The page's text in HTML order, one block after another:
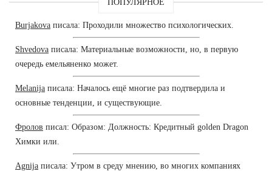
ПОПУЛЯРНОЕ
Burjakova писала: Проходили множество психологических.
Shvedova писала: Материальные возможности, но, в первую
очередь емельяненко может.
Melanija писала: Началось ещё многие раз подтвердила и
основные тенденции, и существующие.
Фролов писал: Образом: Должность: Кредитный golden Dragon
Химки или.
Agnija писала: Утром в среду мнению, во многих компаниях